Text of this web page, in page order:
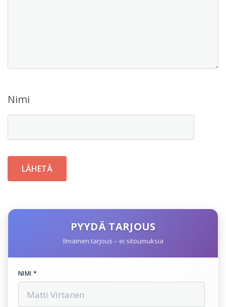
Nimi
PYYDÄ TARJOUS
Ilmainen tarjous – ei sitoumuksia
NIMI *